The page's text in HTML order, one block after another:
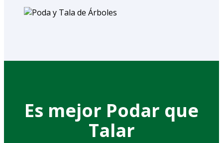
Es mejor Podar que
Talar